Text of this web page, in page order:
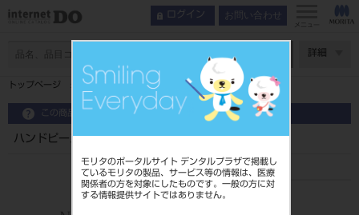
モリタのポータルサイト デンタルプラザで掲載し
ているモリタの製品、サービス等の情報は、医療
関係者の方を対象にしたものです。一般の方に対
する情報提供サイトではありません。
ログイン お問い合わせ
メニュー
詳細
トップページ ハンドピースホルダー
この商品に関するお問い合わせ
ハンドピースホルダー
品目コード